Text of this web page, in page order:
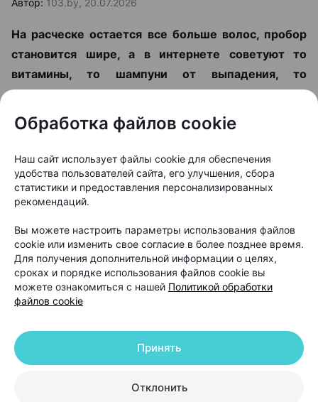
На расческе остается все больше волос, пробор
становится шире, а в интернете советуют то
витамины, то шампуни от выпадения, то
очередной «чудо-БАД». Но что делать, чтобы
действительно решить проблему? Вместе с
врачом-косметологом и дерматологом,
основателем и руководителем Центра
косметологии и дерматологии KODERM
(КОДЕРМ) Ольгой Кудаленкиной разбираемся,
методы сегодня используют для восстановления
волос и можно ли полностью остановить
облысение.
Обработка файлов cookie
Наш сайт использует файлы cookie для обеспечения
удобства пользователей сайта, его улучшения, сбора
статистики и предоставления персонализированных
рекомендаций.
Вы можете настроить параметры использования файлов
cookie или изменить свое согласие в более позднее время.
Для получения дополнительной информации о целях,
сроках и порядке использования файлов cookie вы
можете ознакомиться с нашей Политикой обработки
файлов cookie
Отклонить
Принять